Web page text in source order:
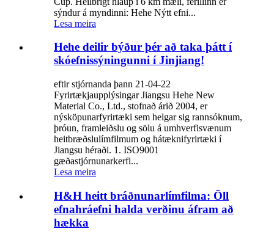
sýndur á myndinni: Hehe Nýtt efni...
Lesa meira
Hehe deilir býður þér að taka þátt í
skóefnissýningunni í Jinjiang!
eftir stjórnanda þann 21-04-22
Fyrirtækjaupplýsingar Jiangsu Hehe New
Material Co., Ltd., stofnað árið 2004, er
nýsköpunarfyrirtæki sem helgar sig rannsóknum,
þróun, framleiðslu og sölu á umhverfisvænum
heitbræðslulímfilmum og hátæknifyrirtæki í
Jiangsu héraði. 1. ISO9001
gæðastjórnunarkerfi...
Lesa meira
H&H heitt bráðnunarlímfilma: Öll
efnahráefni halda verðinu áfram að
hækka